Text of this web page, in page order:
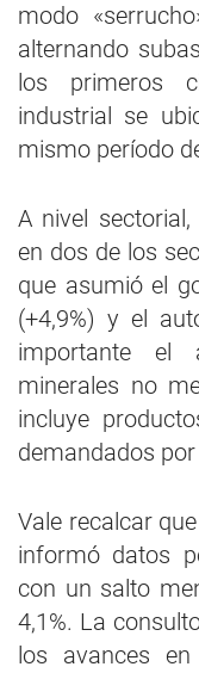
modo
alternando
los primeros
industrial se
mismo período
A nivel
en dos de los
que asumió el
(+4,9%) y el
importante el
minerales no
incluye
demandados
Vale recalcar
informó datos
con un salto
4,1%. La
los avances